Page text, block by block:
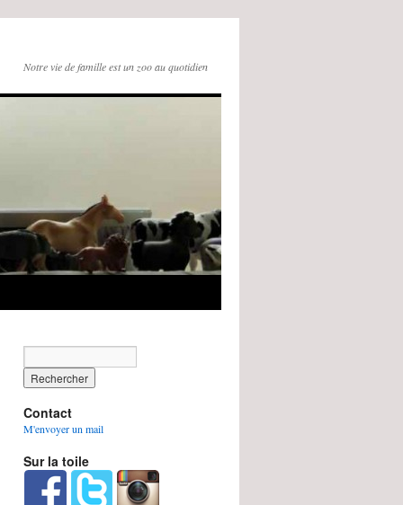
Notre vie de famille est un zoo au quotidien
Contact
M'envoyer un mail
Sur la toile